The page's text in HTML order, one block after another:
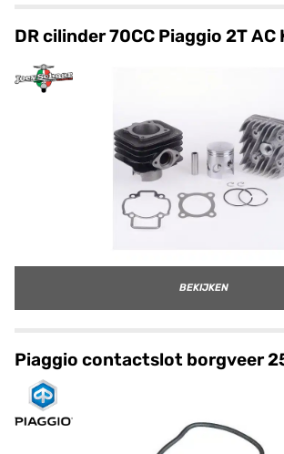
DR cilinder 70CC Piaggio 2T
BEKIJKEN
Piaggio contactslot borgveer